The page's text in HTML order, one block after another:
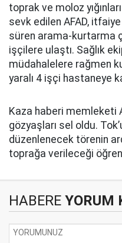
toprak ve moloz
sevk edilen AFAD,
süren arama-kurtarma
işçilere ulaştı. Sağlık
müdahalelere rağmen
yaralı 4 işçi hastaneye
Kaza haberi memleketi
gözyaşları sel oldu.
düzenlenecek törenin
toprağa verileceği
HABERE YORUM